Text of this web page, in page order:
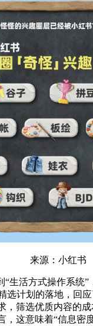
来源：小红书
活方式操作系统”
选计划的落地，回
，筛选优质内容的
，这意味着“信息密